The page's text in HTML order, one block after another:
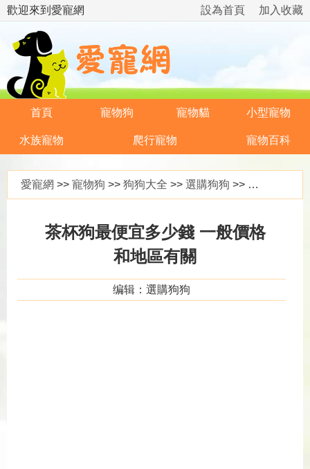
歡迎來到愛寵網 加入收藏
設為首頁
首頁 寵物狗 寵物貓 小型寵物
水族寵物 爬行寵物 寵物百科
愛寵網 >> 寵物狗 >> 狗狗大全 >> 選購狗狗 >> 茶杯狗最便宜多少錢 一般價格和地區有關
茶杯狗最便宜多少錢 一般價格
和地區有關
编辑：選購狗狗